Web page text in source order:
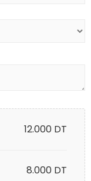
12.000 DT
8.000 DT